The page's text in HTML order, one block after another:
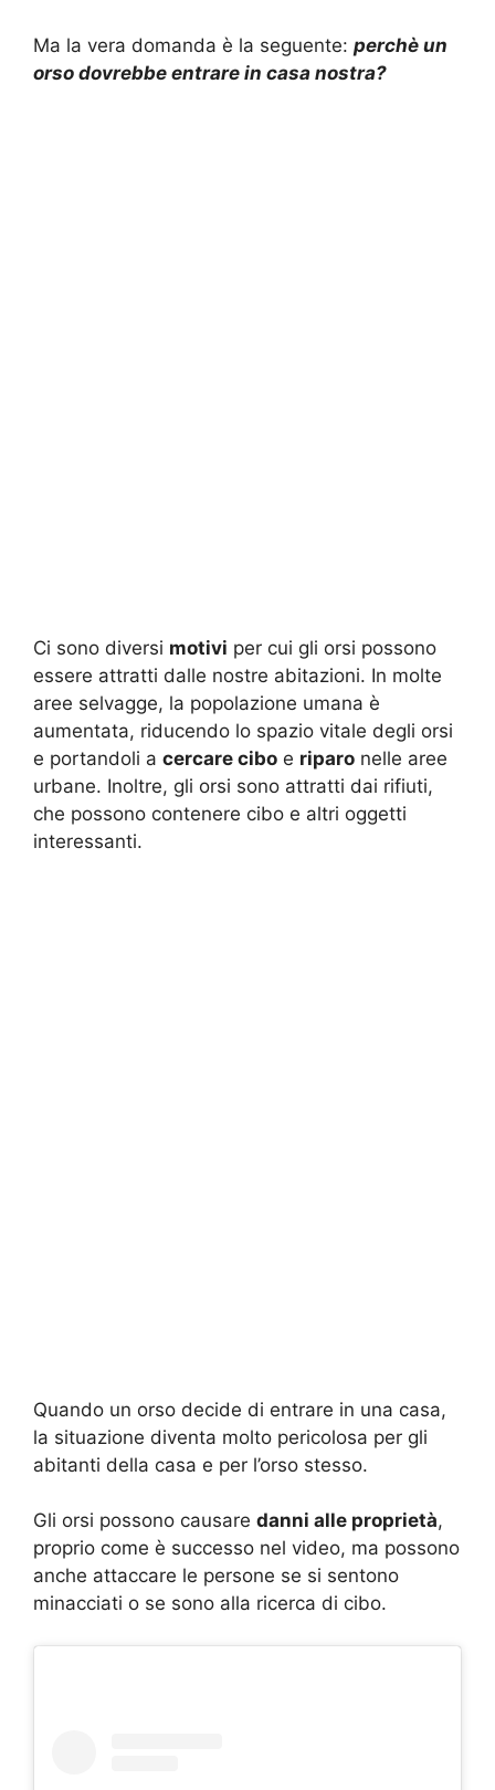
Ma la vera domanda è la seguente: perchè un
orso dovrebbe entrare in casa nostra?
Ci sono diversi motivi per cui gli orsi possono
essere attratti dalle nostre abitazioni. In molte
aree selvagge, la popolazione umana è
aumentata, riducendo lo spazio vitale degli orsi
e portandoli a cercare cibo e riparo nelle aree
urbane. Inoltre, gli orsi sono attratti dai rifiuti,
che possono contenere cibo e altri oggetti
interessanti.
Quando un orso decide di entrare in una casa,
la situazione diventa molto pericolosa per gli
abitanti della casa e per l’orso stesso.
Gli orsi possono causare danni alle proprietà,
proprio come è successo nel video, ma possono
anche attaccare le persone se si sentono
minacciati o se sono alla ricerca di cibo.